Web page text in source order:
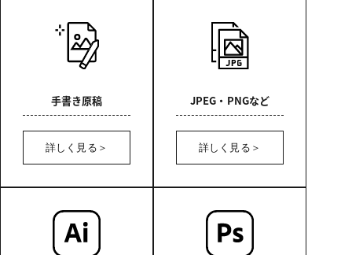
手書き原稿
詳しく見る
JPEG・PNGなど
詳しく見る